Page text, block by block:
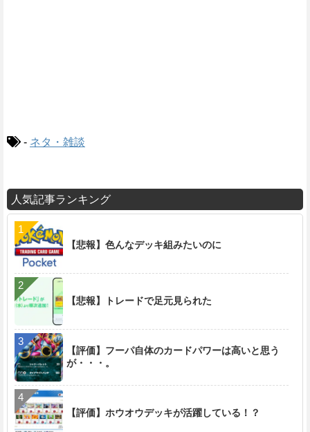
- ネタ・雑談
人気記事ランキング
【悲報】色んなデッキ組みたいのに
【悲報】トレードで足元見られた
【評価】フーパ自体のカードパワーは高いと思う
が・・・。
【評価】ホウオウデッキが活躍している！？